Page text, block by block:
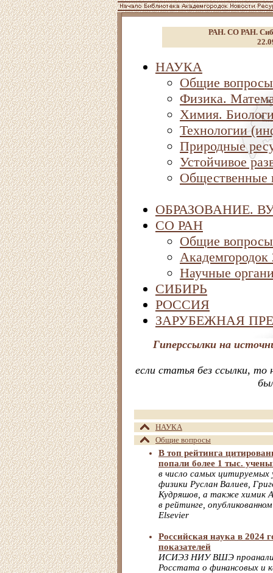
РАН. СО РАН.
НАУКА
Общие вопросы
Физика.
Химия.
Технологии
Природные
Устойчивое
Общественные
ОБРАЗОВАНИЕ.
СО РАН
Общие вопросы
Научные
СИБИРЬ
РОССИЯ
ЗАРУБЕЖНАЯ
Гиперссылки на
если статья без ссылки,
НАУКА
Общие вопросы
В топ рейтинга
попали более 1 тыс.
в число самых цитируемых
физики Руслан Валиев,
Кудряшов, а также химик
в рейтинге,
Elsevier
Российская наука в 2024
показателей
ИСИЭЗ НИУ ВШЭ
Росстата о финансовых и